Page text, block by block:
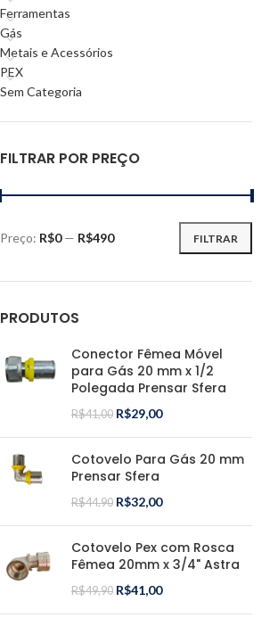
Ferramentas
Gás
Metais e Acessórios
PEX
Sem Categoria
FILTRAR POR PREÇO
FILTRAR
Preço: R$0— R$490
PRODUTOS
Conector Fêmea Móvel
para Gás 20 mm x 1/2
Polegada Prensar Sfera
R$41,00 R$29,00
Cotovelo Para Gás 20 mm
Prensar Sfera
R$44,90 R$32,00
Cotovelo Pex com Rosca
Fêmea 20mm x 3/4" Astra
R$49,90 R$41,00